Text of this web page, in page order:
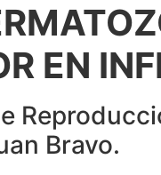
EN
Bravo.